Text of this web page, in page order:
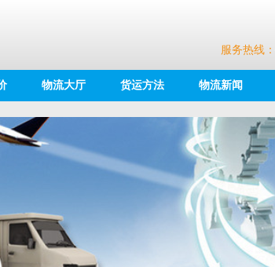
服务热线：
物流大厅 货运方法 物流新闻